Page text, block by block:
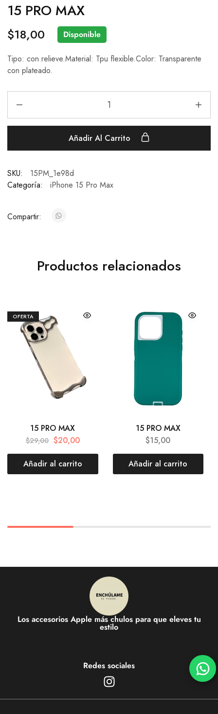
15 PRO MAX
$18,00 Disponible
Tipo: con relieve.Material: Tpu flexible.Color: Transparente
con plateado.
Añadir Al Carrito
SKU:
15PM_1e98d
Categoría:
iPhone 15 Pro Max
Compartir:
Productos relacionados
OFERTA
15 PRO MAX
$29,00 $20,00
Añadir al carrito
15 PRO MAX
$15,00
Añadir al carrito
Los accesorios Apple más chulos para que eleves tu
estilo
Redes sociales